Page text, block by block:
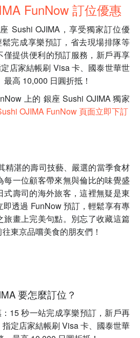
FunNow 訂位優惠
Sushi OJIMA，享受獨家訂位優
完成享樂預訂，省去現場排隊等
僅提供便利的預訂服務，新戶再享
店家結帳刷 Visa 卡、國泰世華世
高 10,000 日圓折抵！
上的 銀座 Sushi OJIMA 獨家
OJIMA FunNow 頁面立即下訂
精湛的壽司技藝、嚴選的當季食材
每一位顧客帶來無與倫比的味覺盛
式壽司的海外旅客，這裡無疑是東
透過 FunNow 預訂，輕鬆享有專
旅畫上完美句點。別忘了收藏這篇
東京品嚐美食的朋友們！
要怎麼訂位？
15 秒一站完成享樂預訂，新戶再
定店家結帳刷 Visa 卡、國泰世華